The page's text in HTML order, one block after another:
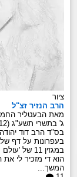
ציור
הרב הנזיר זצ"ל
מאת הבעטליר
ג' בתשרי תשע"ג (19.9.2012)
בס"ד הרב דוד יהודה
בעפרונות על דף
במגזין 11
הוא די מזכיר לי
המשך...